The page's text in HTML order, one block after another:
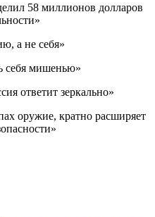
58 миллионов долларов
а не себя»
себя мишенью»
ответит зеркально»
оружие, кратно расширяет